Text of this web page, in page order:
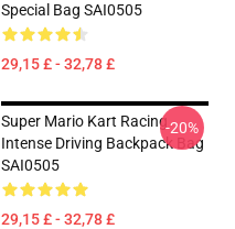
Special Bag SAI0505
29,15 £ - 32,78 £
Super Mario Kart Racing
Intense Driving Backpack Bag
SAI0505
29,15 £ - 32,78 £
-20%